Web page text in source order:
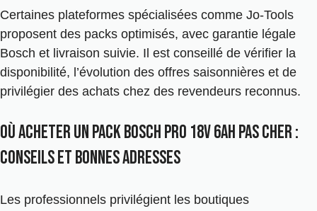
Certaines plateformes spécialisées comme Jo-Tools
proposent des packs optimisés, avec garantie légale
Bosch et livraison suivie. Il est conseillé de vérifier la
disponibilité, l’évolution des offres saisonnières et de
privilégier des achats chez des revendeurs reconnus.
Où acheter un pack Bosch Pro 18V 6Ah pas cher :
conseils et bonnes adresses
Les professionnels privilégient les boutiques